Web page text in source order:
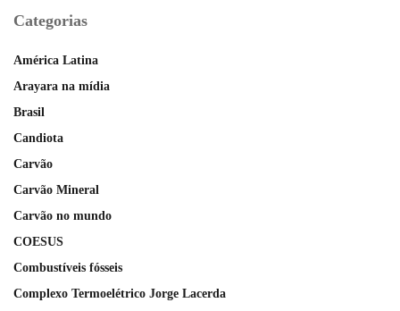
Categorias
América Latina
Arayara na mídia
Brasil
Candiota
Carvão
Carvão Mineral
Carvão no mundo
COESUS
Combustíveis fósseis
Complexo Termoelétrico Jorge Lacerda